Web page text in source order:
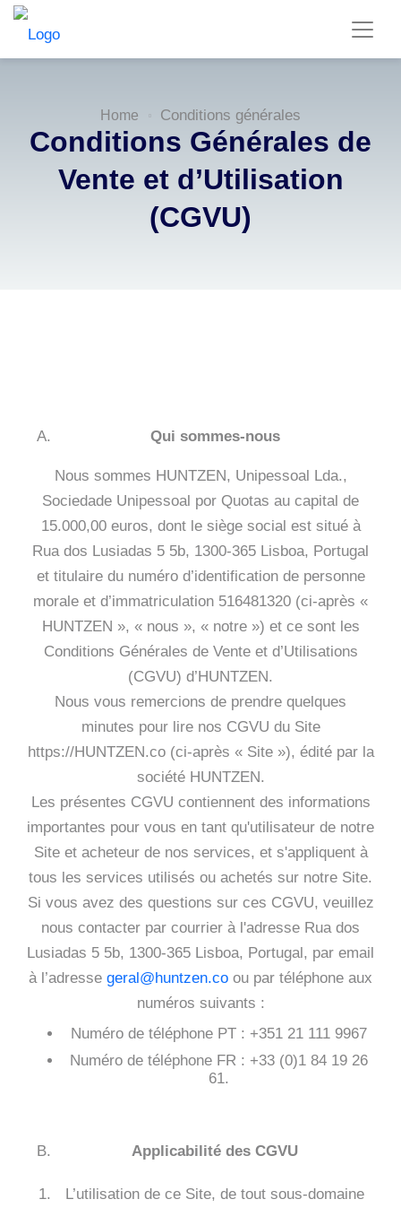
Home Conditions générales
Conditions Générales de
Vente et d’Utilisation
(CGVU)
Qui sommes-nous
Nous sommes HUNTZEN, Unipessoal Lda.,
Sociedade Unipessoal por Quotas au capital de
15.000,00 euros, dont le siège social est situé à
Rua dos Lusiadas 5 5b, 1300-365 Lisboa, Portugal
et titulaire du numéro d’identification de personne
morale et d’immatriculation 516481320 (ci-après «
HUNTZEN », « nous », « notre ») et ce sont les
Conditions Générales de Vente et d’Utilisations
(CGVU) d’HUNTZEN.
Nous vous remercions de prendre quelques
minutes pour lire nos CGVU du Site
https://HUNTZEN.co (ci-après « Site »), édité par la
société HUNTZEN.
Les présentes CGVU contiennent des informations
importantes pour vous en tant qu'utilisateur de notre
Site et acheteur de nos services, et s'appliquent à
tous les services utilisés ou achetés sur notre Site.
Si vous avez des questions sur ces CGVU, veuillez
nous contacter par courrier à l'adresse Rua dos
Lusiadas 5 5b, 1300-365 Lisboa, Portugal, par email
à l’adresse geral@huntzen.co ou par téléphone aux
numéros suivants :
Numéro de téléphone PT : +351 21 111 9967
Numéro de téléphone FR : +33 (0)1 84 19 26
61.
Applicabilité des CGVU
L’utilisation de ce Site, de tout sous-domaine